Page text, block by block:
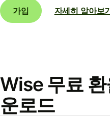
가입
자세히 알아보
Wise 무료
운로드